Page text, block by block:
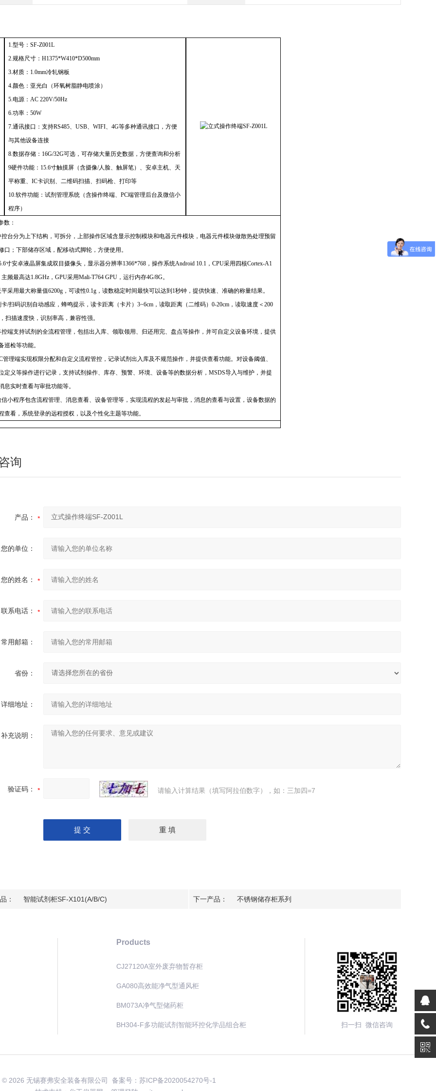
1.型号： SF-Z001L
2.规格尺寸：H1375*W410*D500mm
3.材质：1.0mm冷轧钢板
4.颜色：亚光白（环氧树脂静电喷涂）
5.电源： AC 220V/50Hz
6.功率：50W
7.通讯接口：支持RS485、USB、 WIFI、4G等多种通讯接口，方便
与其他设备连接
8.数据存储： 16G/32G可选 ，可存储大量历史数据，方便查询和分析
9硬件功能：15.6寸触摸屏（含摄像/人脸、触屏笔）、安卓主机、天
平称重、IC卡识别、二维码扫描、扫码枪、打印等
10.软件功能：试剂管理系统（含操作终端、PC端管理后台及微信小
程序）
数：
控台分为上下结构，可拆分，上部操作区域含显示控制模块和电器元件模块，电器元件模块做散热处理预留
口；下部储存区域，配移动式脚轮，方便使用。
寸安卓液晶屏集成双目摄像头，显示器分辨率1366*768，操作系统Android 10.1，CPU采用四核Cortex-A1
主频最高达1.8GHz，GPU采用Mali-T764 GPU，运行内存4G/8G。
平采用最大称量值6200g，可读性0.1g，读数稳定时间最快可以达到1秒钟，提供快速、准确的称量结果。
卡/扫码识别自动感应，蜂鸣提示，读卡距离（卡片）3~6cm，读取距离（二维码）0-20cm，读取速度＜200
扫描速度快，识别率高，兼容性强。
控端支持试剂的全流程管理，包括出入库、领取领用、归还用完、盘点等操作，并可自定义设备环境，提供
巡检等功能。
管理端实现权限分配和自定义流程管控，记录试剂出入库及不规范操作，并提供查看功能。对设备阈值、
定义等操作进行记录，支持试剂操作、库存、预警、环境、设备等的数据分析，MSDS导入与维护，并提
息实时查看与审批功能等。
信小程序包含流程管理、消息查看、设备管理等，实现流程的发起与审批，消息的查看与设置，设备数据的
查看，系统登录的远程授权，以及个性化主题等功能。
询
产品：
您的单位：
您的姓名：
联系电话：
常用邮箱：
省份：
详细地址：
补充说明：
验证码： 请输入计算结果（填写阿拉伯数字），如：三加四=7
： 智能试剂柜SF-X101(A/B/C) 下一产品： 不锈钢储存柜系列
Products
CJ27120A室外废弃物暂存柜
GA080高效能净气型通风柜
BM073A净气型储药柜
BH304-F多功能试剂智能环控化学品组合柜 扫一扫 微信咨询
© 2026 无锡赛弗安全装备有限公司 备案号： 苏ICP备2020054270号-1